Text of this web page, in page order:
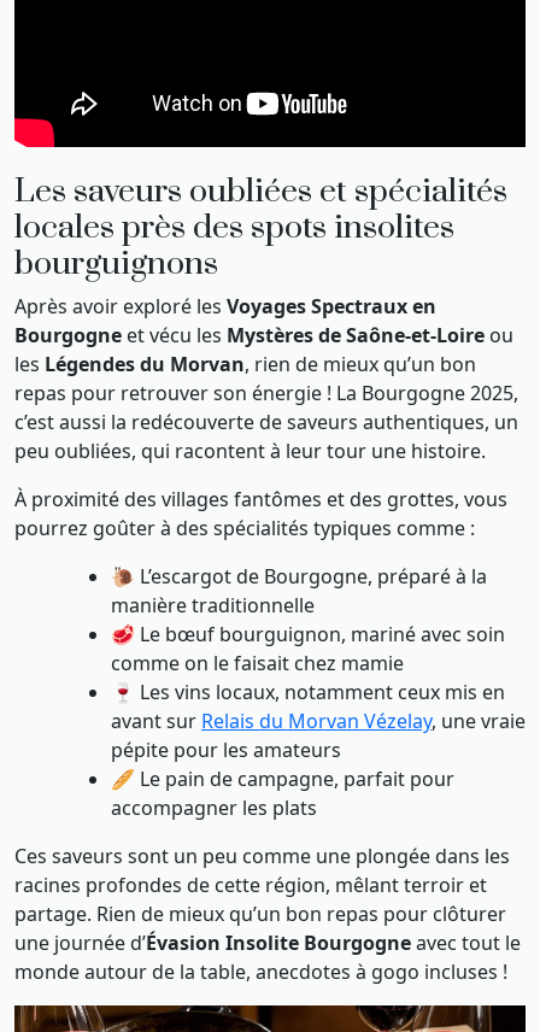
Les saveurs oubliées et spécialités
locales près des spots insolites
bourguignons
Après avoir exploré les Voyages Spectraux en
Bourgogne et vécu les Mystères de Saône-et-Loire ou
les Légendes du Morvan, rien de mieux qu’un bon
repas pour retrouver son énergie ! La Bourgogne 2025,
c’est aussi la redécouverte de saveurs authentiques, un
peu oubliées, qui racontent à leur tour une histoire.
À proximité des villages fantômes et des grottes, vous
pourrez goûter à des spécialités typiques comme :
🐌 L’escargot de Bourgogne, préparé à la
manière traditionnelle
🥩 Le bœuf bourguignon, mariné avec soin
comme on le faisait chez mamie
🍷 Les vins locaux, notamment ceux mis en
avant sur Relais du Morvan Vézelay, une vraie
pépite pour les amateurs
🥖 Le pain de campagne, parfait pour
accompagner les plats
Ces saveurs sont un peu comme une plongée dans les
racines profondes de cette région, mêlant terroir et
partage. Rien de mieux qu’un bon repas pour clôturer
une journée d’Évasion Insolite Bourgogneavec tout le
monde autour de la table, anecdotes à gogo incluses !